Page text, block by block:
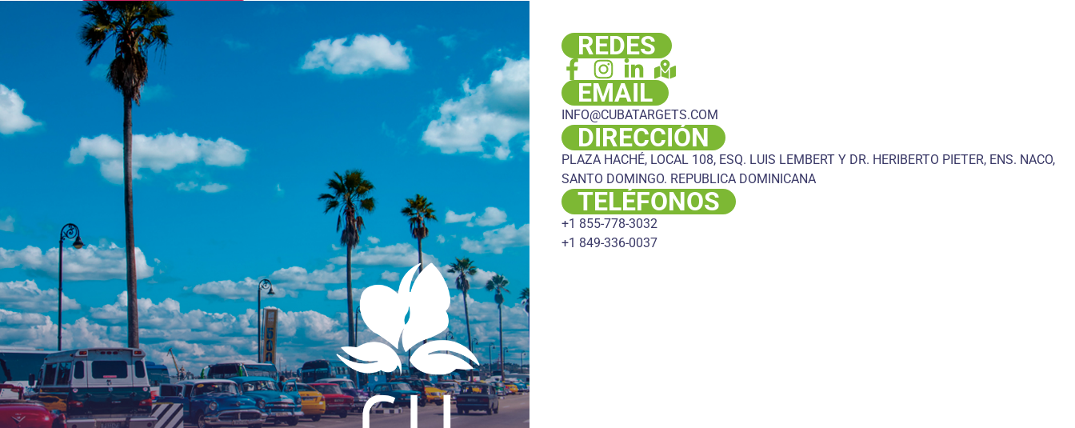
REDES
EMAIL
INFO@CUBATARGETS.COM
DIRECCIÓN
PLAZA HACHÉ, LOCAL 108, ESQ. LUIS LEMBERT Y DR. HERIBERTO PIETER, ENS. NACO,
SANTO DOMINGO. REPUBLICA DOMINICANA
TELÉFONOS
+1 855-778-3032
+1 849-336-0037